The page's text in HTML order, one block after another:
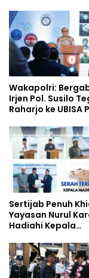
Siswa Sekolah
Wakapolri:
Irjen Pol. Susilo
Raharjo ke UBISA
Studi Kepolisian
Sertijab Penuh
Yayasan Nurul
Hadiahi Kepala
Umrah